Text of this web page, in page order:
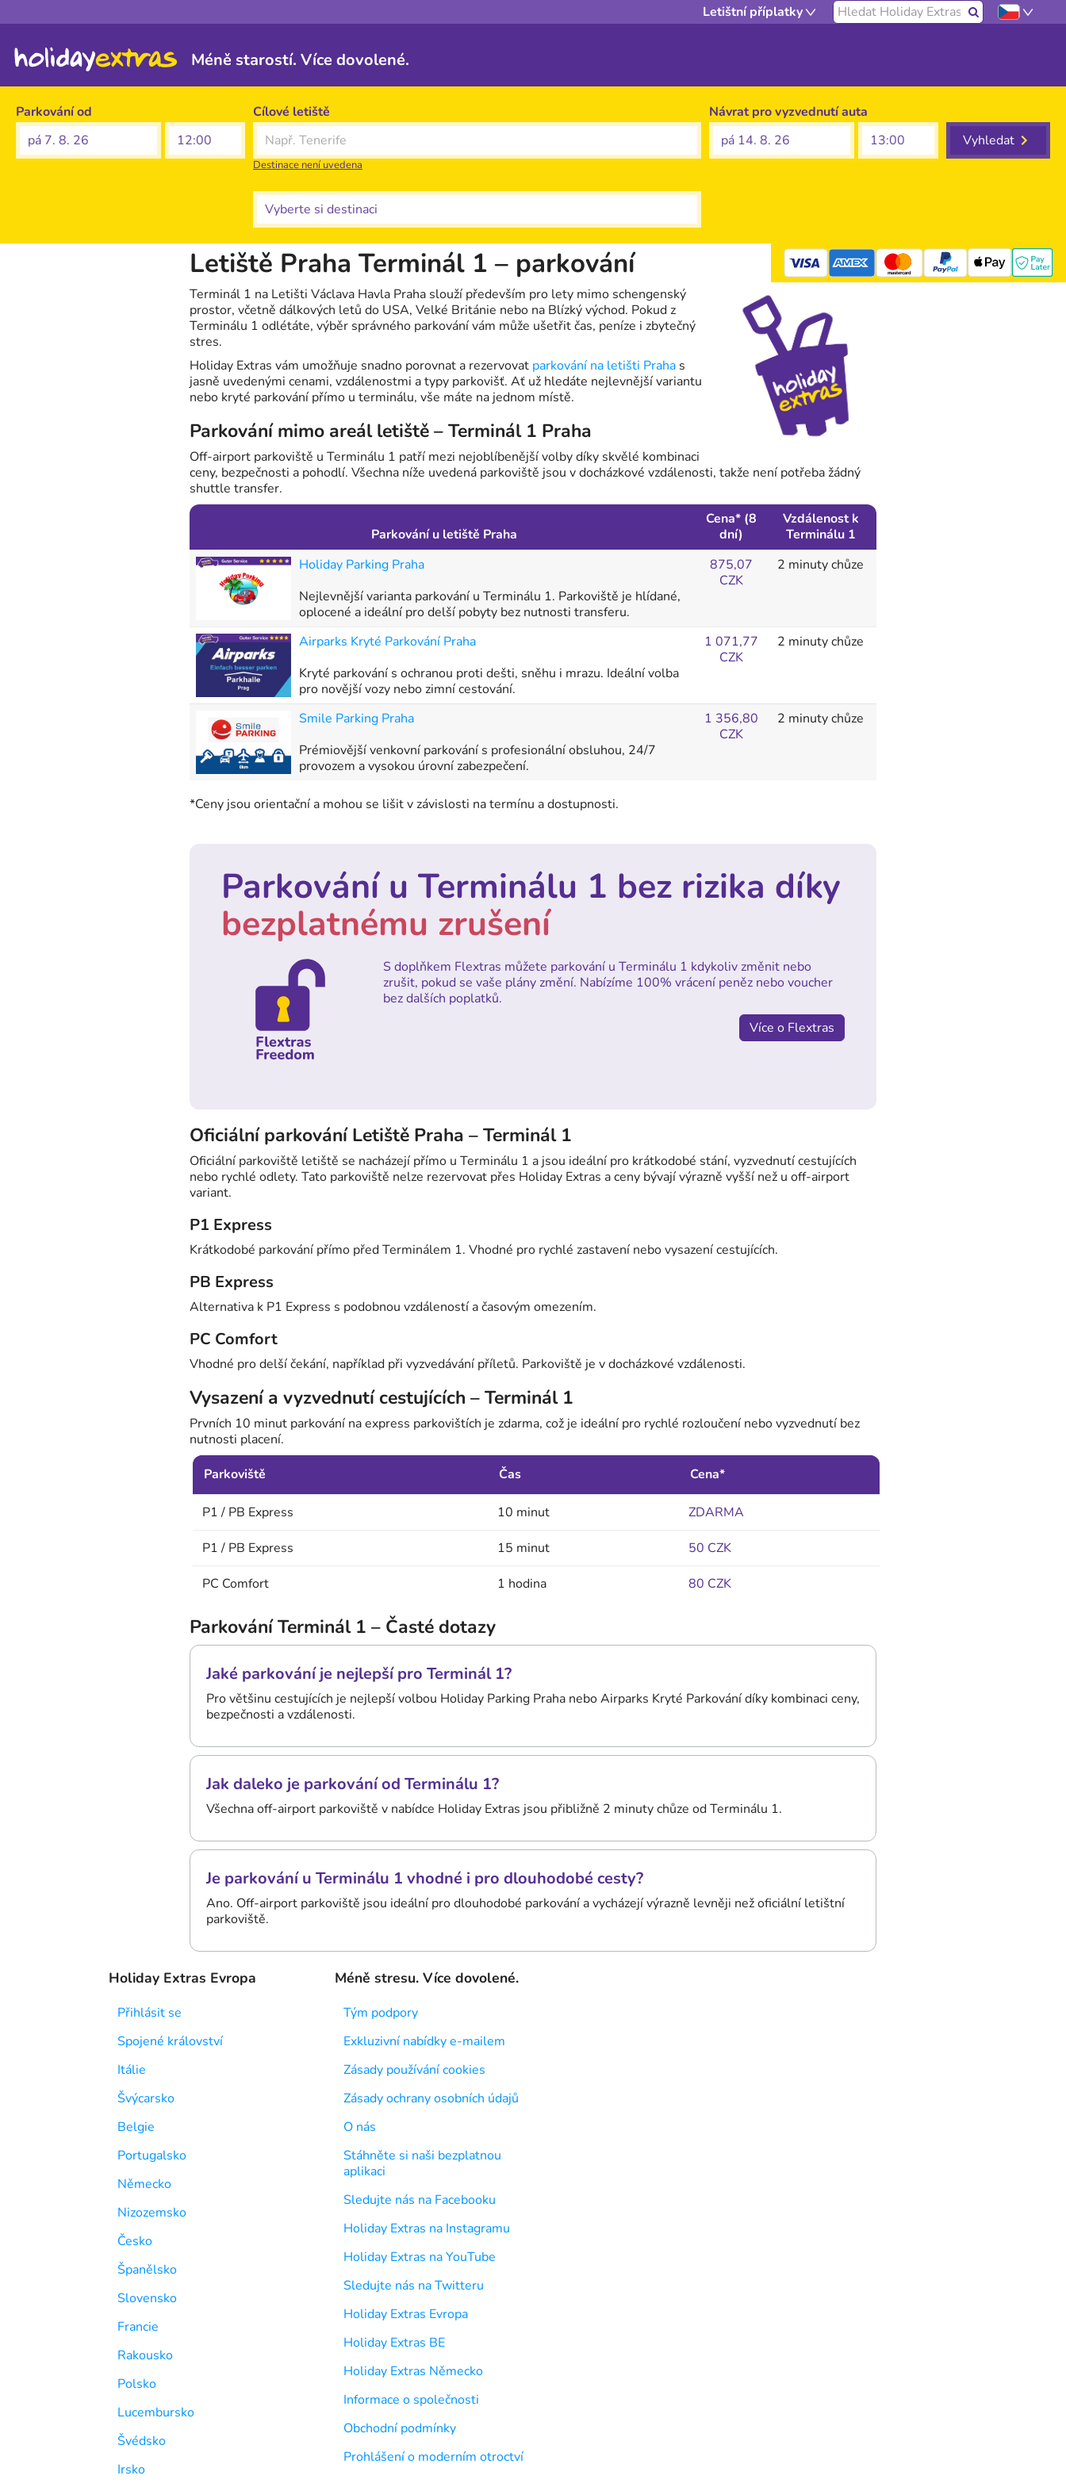
Méně starostí. Více dovolené.
Letištní příplatky Hledat na našich stránkáchHledat
Parkování od
pá 7. 8. 26
Cílové letiště
Destinace není uvedena
Návrat pro vyzvednutí auta
pá 14. 8. 26
Vyhledat
mastercard
Letiště Praha Terminál 1 – parkování
Terminál 1 na Letišti Václava Havla Praha slouží především pro lety mimo schengenský
prostor, včetně dálkových letů do USA, Velké Británie nebo na Blízký východ. Pokud z
Terminálu 1 odlétáte, výběr správného parkování vám může ušetřit čas, peníze i zbytečný
stres.
Holiday Extras vám umožňuje snadno porovnat a rezervovat parkování na letišti Praha s
jasně uvedenými cenami, vzdálenostmi a typy parkovišť. Ať už hledáte nejlevnější variantu
nebo kryté parkování přímo u terminálu, vše máte na jednom místě.
Parkování mimo areál letiště – Terminál 1 Praha
Off-airport parkoviště u Terminálu 1 patří mezi nejoblíbenější volby díky skvělé kombinaci
ceny, bezpečnosti a pohodlí. Všechna níže uvedená parkoviště jsou v docházkové vzdálenosti, takže není potřeba žádný
shuttle transfer.
Parkování u letiště Praha
Cena* (8
dní)
Vzdálenost k
Terminálu 1
Holiday Parking Praha
Nejlevnější varianta parkování u Terminálu 1. Parkoviště je hlídané,
oplocené a ideální pro delší pobyty bez nutnosti transferu.
875,07
CZK
2 minuty chůze
Airparks Kryté Parkování Praha
Kryté parkování s ochranou proti dešti, sněhu i mrazu. Ideální volba
pro novější vozy nebo zimní cestování.
1 071,77
CZK
2 minuty chůze
Smile Parking Praha
Prémiovější venkovní parkování s profesionální obsluhou, 24/7
provozem a vysokou úrovní zabezpečení.
1 356,80
CZK
2 minuty chůze
*Ceny jsou orientační a mohou se lišit v závislosti na termínu a dostupnosti.
Parkování u Terminálu 1 bez rizika díky
bezplatnému zrušení
S doplňkem Flextras můžete parkování u Terminálu 1 kdykoliv změnit nebo
zrušit, pokud se vaše plány změní. Nabízíme 100% vrácení peněz nebo voucher
bez dalších poplatků.
Více o Flextras
Oficiální parkování Letiště Praha – Terminál 1
Oficiální parkoviště letiště se nacházejí přímo u Terminálu 1 a jsou ideální pro krátkodobé stání, vyzvednutí cestujících
nebo rychlé odlety. Tato parkoviště nelze rezervovat přes Holiday Extras a ceny bývají výrazně vyšší než u off-airport
variant.
P1 Express
Krátkodobé parkování přímo před Terminálem 1. Vhodné pro rychlé zastavení nebo vysazení cestujících.
PB Express
Alternativa k P1 Express s podobnou vzdáleností a časovým omezením.
PC Comfort
Vhodné pro delší čekání, například při vyzvedávání příletů. Parkoviště je v docházkové vzdálenosti.
Vysazení a vyzvednutí cestujících – Terminál 1
Prvních 10 minut parkování na express parkovištích je zdarma, což je ideální pro rychlé rozloučení nebo vyzvednutí bez
nutnosti placení.
Parkoviště
Čas Cena*
P1 / PB Express 10 minut ZDARMA
P1 / PB Express 15 minut 50 CZK
PC Comfort 1 hodina 80 CZK
Parkování Terminál 1 – Časté dotazy
Jaké parkování je nejlepší pro Terminál 1?
Pro většinu cestujících je nejlepší volbou Holiday Parking Praha nebo Airparks Kryté Parkování díky kombinaci ceny,
bezpečnosti a vzdálenosti.
Jak daleko je parkování od Terminálu 1?
Všechna off-airport parkoviště v nabídce Holiday Extras jsou přibližně 2 minuty chůze od Terminálu 1.
Je parkování u Terminálu 1 vhodné i pro dlouhodobé cesty?
Ano. Off-airport parkoviště jsou ideální pro dlouhodobé parkování a vycházejí výrazně levněji než oficiální letištní
parkoviště.
Holiday Extras Evropa
Přihlásit se
Spojené království
Itálie
Švýcarsko
Belgie
Portugalsko
Německo
Nizozemsko
Česko
Španělsko
Slovensko
Francie
Rakousko
Polsko
Lucembursko
Švédsko
Irsko
Méně stresu. Více dovolené.
Tým podpory
Exkluzivní nabídky e-mailem
Zásady používání cookies
Zásady ochrany osobních údajů
O nás
Stáhněte si naši bezplatnou
aplikaci
Sledujte nás na Facebooku
Holiday Extras na Instagramu
Holiday Extras na YouTube
Sledujte nás na Twitteru
Holiday Extras Evropa
Holiday Extras BE
Holiday Extras Německo
Informace o společnosti
Obchodní podmínky
Prohlášení o moderním otroctví